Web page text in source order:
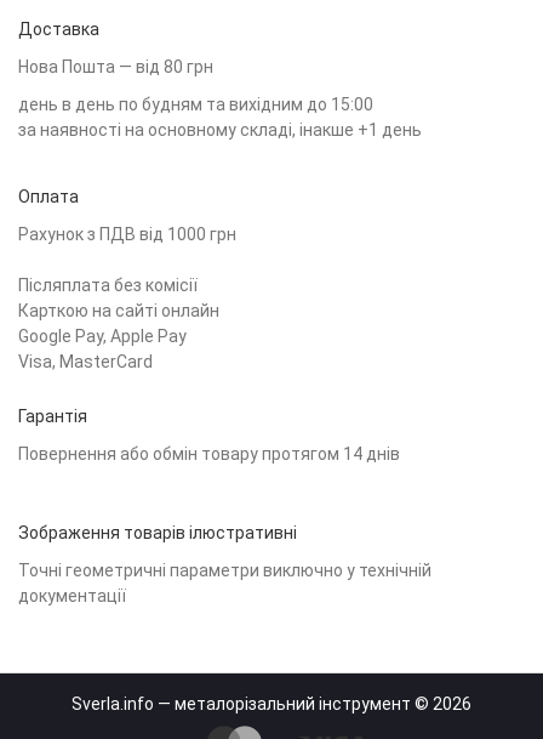
Доставка
Нова Пошта — від 80 грн
день в день по будням та вихідним до 15:00
за наявності на основному складі, інакше +1 день
Оплата
Рахунок з ПДВ від 1000 грн
Післяплата без комісії
Карткою на сайті онлайн
Google Pay, Apple Pay
Visa, MasterCard
Гарантія
Повернення або обмін товару протягом 14 днів
Зображення товарів ілюстративні
Точні геометричні параметри виключно у технічній
документації
Sverla.info — металорізальний інструмент © 2026